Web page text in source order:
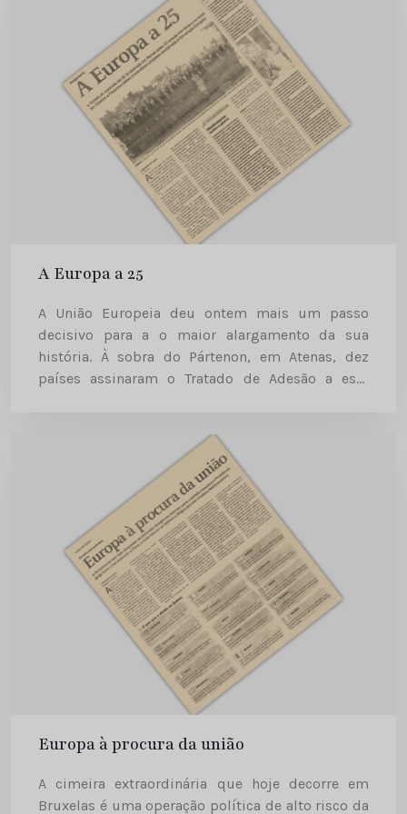
A Europa a 25
A União Europeia deu ontem mais um passo
decisivo para a o maior alargamento da sua
história. À sobra do Pártenon, em Atenas, dez
países assinaram o Tratado de Adesão a este
Europa à procura da união
A cimeira extraordinária que hoje decorre em
Bruxelas é uma operação política de alto risco da